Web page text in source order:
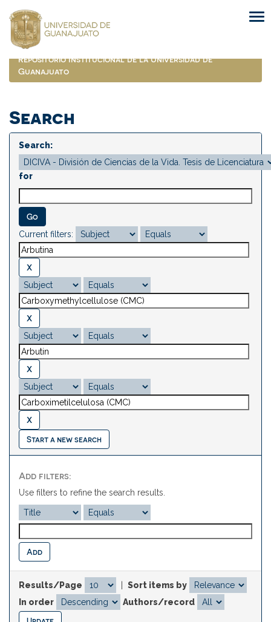
navigation
Repositorio Institucional de la Universidad de
Guanajuato
Search
Search:
for
Current filters:
Start a new search
Add filters:
Use filters to refine the search results.
Results/Page
Sort items by
In order
Authors/record